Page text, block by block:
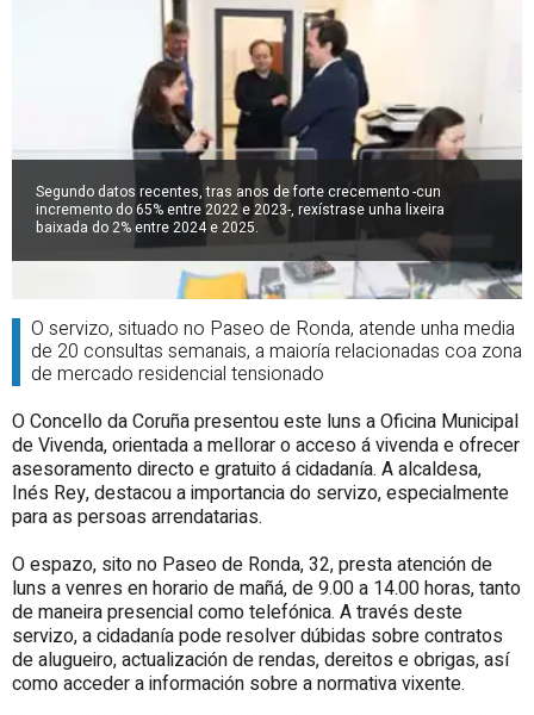
Segundo datos recentes, tras anos de forte crecemento -cun
incremento do 65% entre 2022 e 2023-, rexístrase unha lixeira
baixada do 2% entre 2024 e 2025.
O servizo, situado no Paseo de Ronda, atende unha media
de 20 consultas semanais, a maioría relacionadas coa zona
de mercado residencial tensionado
O Concello da Coruña presentou este luns a Oficina Municipal
de Vivenda, orientada a mellorar o acceso á vivenda e ofrecer
asesoramento directo e gratuito á cidadanía. A alcaldesa,
Inés Rey, destacou a importancia do servizo, especialmente
para as persoas arrendatarias.
O espazo, sito no Paseo de Ronda, 32, presta atención de
luns a venres en horario de mañá, de 9.00 a 14.00 horas, tanto
de maneira presencial como telefónica. A través deste
servizo, a cidadanía pode resolver dúbidas sobre contratos
de alugueiro, actualización de rendas, dereitos e obrigas, así
como acceder a información sobre a normativa vixente.